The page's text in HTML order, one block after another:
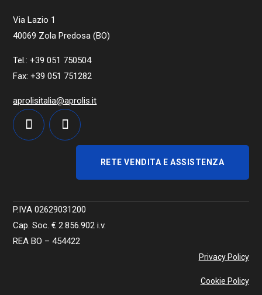
Via Lazio 1
40069 Zola Predosa (BO)
Tel.: +39 051 750504
Fax: +39 051 751282
aprolisitalia@aprolis.it
RETE VENDITA E ASSISTENZA
P.IVA 02629031200
Cap. Soc. €2.856.902 i.v.
REA BO – 454422
Privacy Policy
Cookie Policy